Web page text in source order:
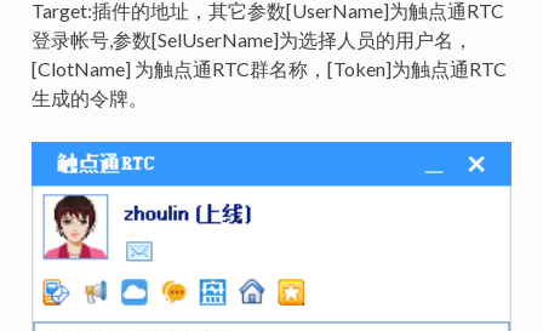
Target:插件的地址，其它参数[UserName]为触点通RTC
登录帐号,参数[SelUserName]为选择人员的用户名，
[ClotName] 为触点通RTC群名称，[Token]为触点通RTC
生成的令牌。